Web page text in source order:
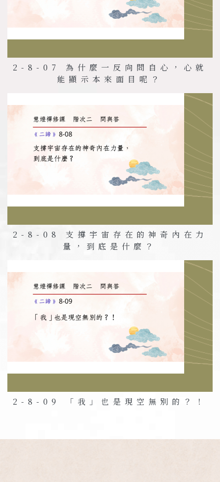
2-8-07 為什麼一反向問自心，心就
能顯示本來面目呢？
2-8-08 支撐宇宙存在的神奇內在力
量，到底是什麼？
2-8-09 「我」也是現空無別的？！